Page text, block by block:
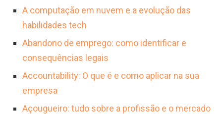
documentar todos os processos.
contínuo e habilidade para gerenciar
expectativas. Entre os principais desafios,
destacam-se a manutenção da alta
disponibilidade e segurança da infraestrutura,
a resolução de problemas complexos em
ambientes diversos e a resposta eficaz a
incidentes críticos, como vulnerabilidades de
de suporte técnico é um passo fundamental
para desenvolver as competências
necessárias e consolidar uma base sólida
para a profissão.
A computação em nuvem e a evolução das
habilidades tech
Abandono de emprego: como identificar e
consequências legais
Accountability: O que é e como aplicar na sua
empresa
Açougueiro: tudo sobre a profissão e o mercado